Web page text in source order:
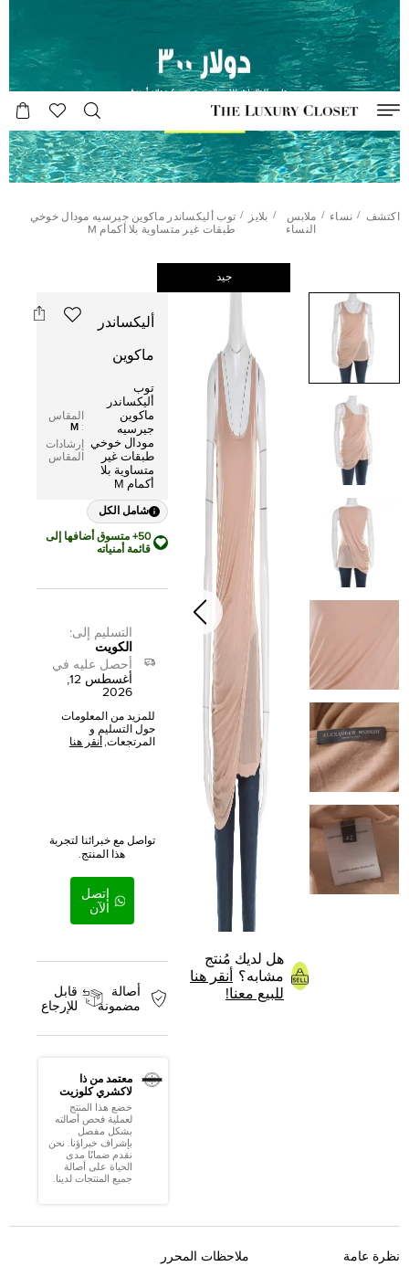
اكتشف / نساء / ملابس
النساء
/ بلايز / توب أليكساندر ماكوين جيرسيه مودال خوخي
طبقات غير متساوية بلا أكمام M
جيد
هل لديك مُنتج
مشابه؟
أنقر هنا
للبيع معنا!
أليكساندر
ماكوين
توب
أليكساندر
ماكوين
جيرسيه
مودال خوخي
طبقات غير
متساوية بلا
أكمام M
المقاس
:
M
إرشادات
المقاس
شامل الكل
50+ متسوق أضافها إلى
قائمة أمنياته
التسليم إلى:
الكويت
أحصل عليه في
أغسطس 12,
2026
للمزيد من المعلومات
حول التسليم و
المرتجعات, أنقر هنا
تواصل مع خبرائنا لتجربة
هذا المنتج.
إتصل
الآن
أصالة
مضمونة
قابل
للإرجاع
معتمد من ذا
لاكشري كلوزيت
خضع هذا المنتج
لعملية فحص أصالته
بشكل مفصل
بإشراف خبراؤنا. نحن
نقدم ضمانًا مدى
الحياة على أصالة
جميع المنتجات لدينا.
نظرة عامة ملاحظات المحرر